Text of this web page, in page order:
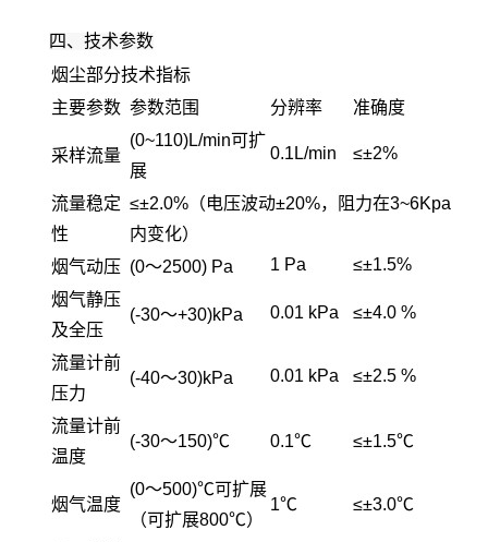
四、技术参数
烟尘部分技术指标
主要参数 参数范围 分辨率 准确度
采样流量
(0~110)L/min可扩
展
0.1L/min ≤±2%
流量稳定
性
≤±2.0%（电压波动±20%，阻力在3~6Kpa
内变化）
烟气动压 (0～2500) Pa 1 Pa
≤±1.5%
烟气静压
及全压
(-30～+30)kPa 0.01 kPa ≤±4.0 %
流量计前
压力
(-40～30)kPa 0.01 kPa ≤±2.5 %
流量计前
温度
(-30～150)℃ 0.1℃ ≤±1.5℃
烟气温度
(0～500)℃可扩展
（可扩展800℃）
1℃ ≤±3.0℃